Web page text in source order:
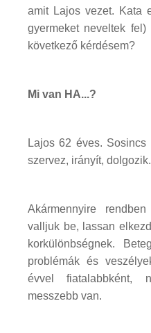
amit Lajos vezet. Kata
gyermeket neveltek
következő kérdésem?
Mi van HA...?
Lajos 62 éves.
szervez, irányít,
Akármennyire
valljuk be, lassan
korkülönbségnek.
problémák és
évvel fiatalabbként,
messzebb van.